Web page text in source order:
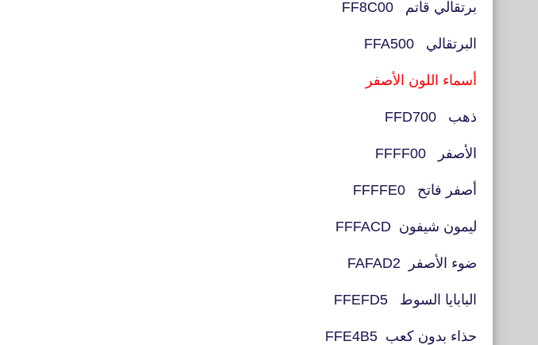
برتقالي قاتم FF8C00
البرتقالي FFA500
أسماء اللون الأصفر
ذهب FFD700
الأصفر FFFF00
أصفر فاتح FFFFE0
ليمون شيفون FFFACD
ضوء الأصفر FAFAD2
البابايا السوط FFEFD5
حذاء بدون كعب FFE4B5